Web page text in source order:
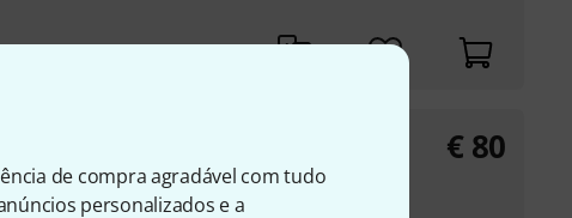
de compra agradável com tudo
personalizados e a
€ 80